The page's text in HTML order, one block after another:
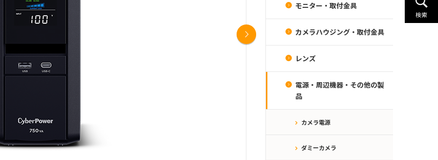
モニター・取付金具
カメラハウジング・取付金具
レンズ
電源・周辺機器・その他の製
品
カメラ電源
ダミーカメラ
検索